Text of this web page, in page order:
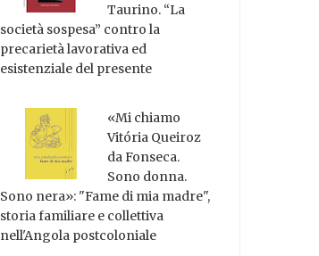
Taurino. “La
società sospesa” contro la
precarietà lavorativa ed
esistenziale del presente
«Mi chiamo
Vitória Queiroz
da Fonseca.
Sono donna.
Sono nera»: "Fame di mia madre",
storia familiare e collettiva
nell'Angola postcoloniale